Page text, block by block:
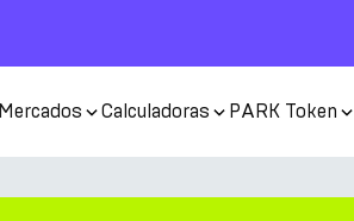
Mercados Calculadoras PARK Token